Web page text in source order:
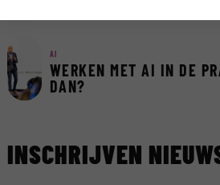
AI
WERKEN MET AI IN DE
DAN?
INSCHRIJVEN